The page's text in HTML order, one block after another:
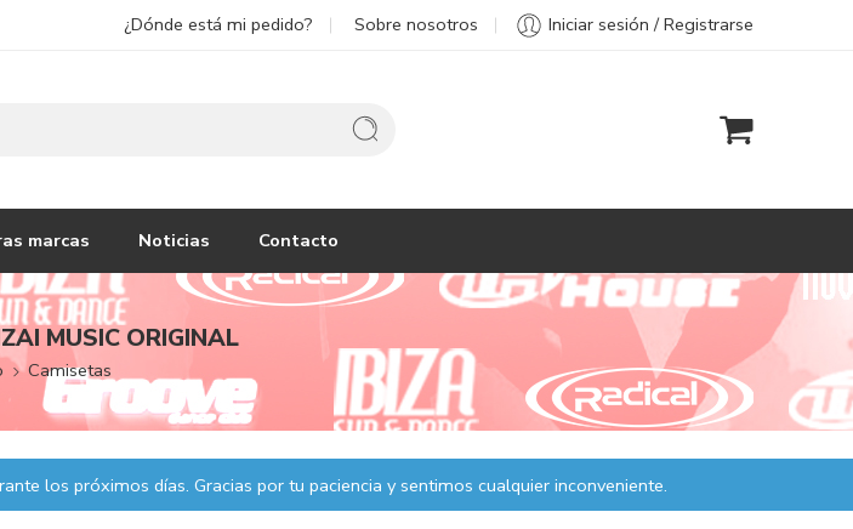
¿Dónde está mi pedido? Sobre nosotros Iniciar sesión / Registrarse
marcas Noticias Contacto
MUSIC ORIGINAL
Camisetas
los próximos días. Gracias por tu paciencia y sentimos cualquier inconveniente.